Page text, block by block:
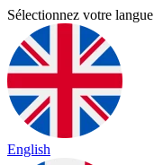
Sélectionnez votre langue
English